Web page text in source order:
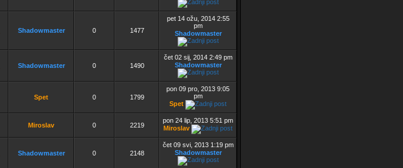
Shadowmaster 0 1477
pet 14 ožu, 2014 2:55
pm
Shadowmaster
Shadowmaster 0 1490
čet 02 sij, 2014 2:49 pm
Shadowmaster
Spet 0 1799
pon 09 pro, 2013 9:05
pm
Spet
Miroslav 0 2219
pon 24 lip, 2013 5:51 pm
Miroslav
Shadowmaster 0 2148
čet 09 svi, 2013 1:19 pm
Shadowmaster